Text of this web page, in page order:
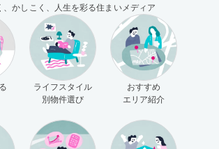
、かしこく、人生を彩る住まいメディア
ライフスタイル
別物件選び
おすすめ
エリア紹介